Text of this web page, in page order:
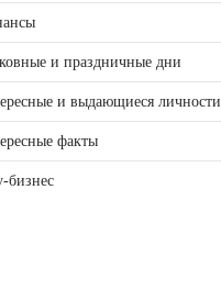
и праздничные дни
и выдающиеся личности
факты
бизнес